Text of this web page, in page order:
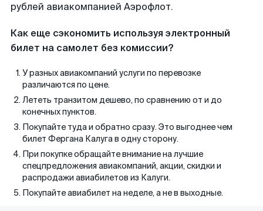
рублей авиакомпанией Аэрофлот.
Как еще сэкономить используя электронный
билет на самолет без комиссии?
У разных авиакомпаний услуги по перевозке
различаются по цене.
Лететь транзитом дешево, по сравнению от и до
конечных пунктов.
Покупайте туда и обратно сразу. Это выгоднее чем
билет Фергана Калуга в одну сторону.
При покупке обращайте внимание на лучшие
спецпредложения авиакомпаний, акции, скидки и
распродажи авиабилетов из Калуги.
Покупайте авиабилет на неделе, а не в выходные.